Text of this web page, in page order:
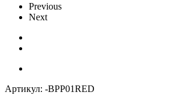
Previous
Next
Артикул: -BPP01RED